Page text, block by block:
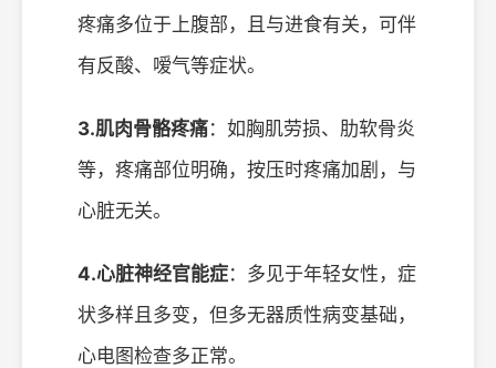
疼痛多位于上腹部，且与进食有关，可伴
有反酸、嗳气等症状。
3.肌肉骨骼疼痛：如胸肌劳损、肋软骨炎
等，疼痛部位明确，按压时疼痛加剧，与
心脏无关。
4.心脏神经官能症：多见于年轻女性，症
状多样且多变，但多无器质性病变基础，
心电图检查多正常。